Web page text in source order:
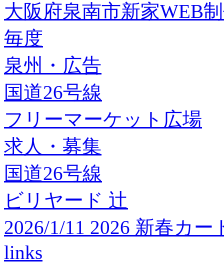
大阪府泉南市新家WEB
毎度
泉州・広告
国道26号線
フリーマーケット広場
求人・募集
国道26号線
ビリヤード 辻
2026/1/11 2026 新春カ
links